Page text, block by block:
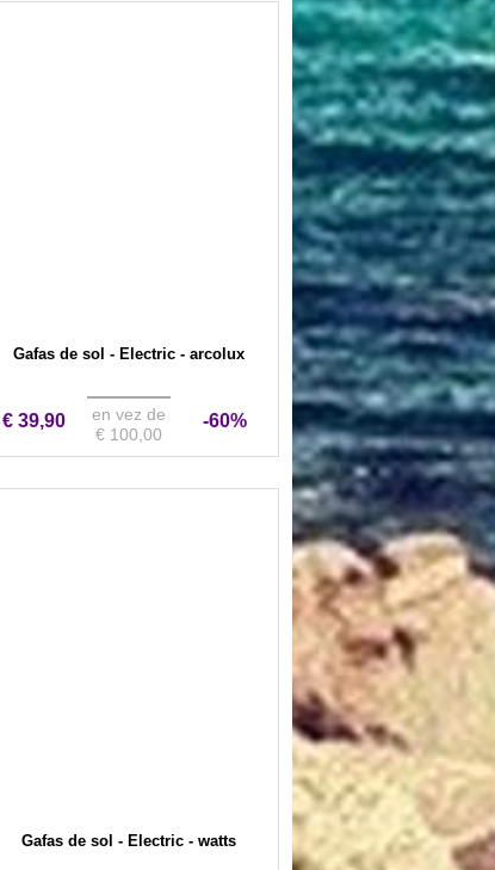
Gafas de sol - Electric - arcolux
€ 39,90
en vez de
€ 100,00
-60%
Gafas de sol - Electric - watts